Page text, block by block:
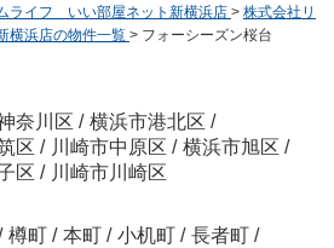
ライフ いい部屋ネット新横浜店 > 株式会社リ
横浜店の物件一覧 > フォーシーズン桜台
奈川区 / 横浜市港北区 /
区 / 川崎市中原区 / 横浜市旭区 /
区 / 川崎市川崎区
樽町 / 本町 / 小机町 / 長者町 /